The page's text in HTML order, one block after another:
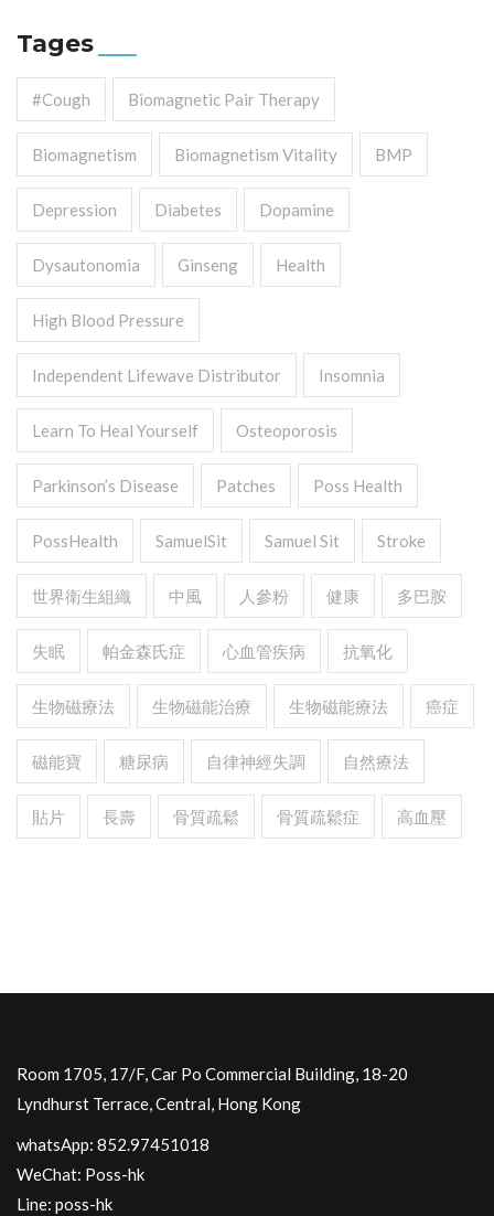
Tages
#cough Biomagnetic Pair Therapy
Biomagnetism Biomagnetism Vitality BMP
Depression Diabetes Dopamine
Dysautonomia Ginseng Health
High Blood Pressure
Independent Lifewave Distributor Insomnia
Learn To Heal Yourself Osteoporosis
Parkinson’s Disease Patches Poss Health
PossHealth SamuelSit Samuel Sit Stroke
世界衛生組織 中風 人參粉 健康 多巴胺
失眠 帕金森氏症 心血管疾病 抗氧化
生物磁療法 生物磁能治療 生物磁能療法 癌症
磁能寶 糖尿病 自律神經失調 自然療法
貼片 長壽 骨質疏鬆 骨質疏鬆症 高血壓
Room 1705, 17/F, Car Po Commercial Building, 18-20
Lyndhurst Terrace, Central, Hong Kong
whatsApp: 852.97451018
WeChat: Poss-hk
Line: poss-hk